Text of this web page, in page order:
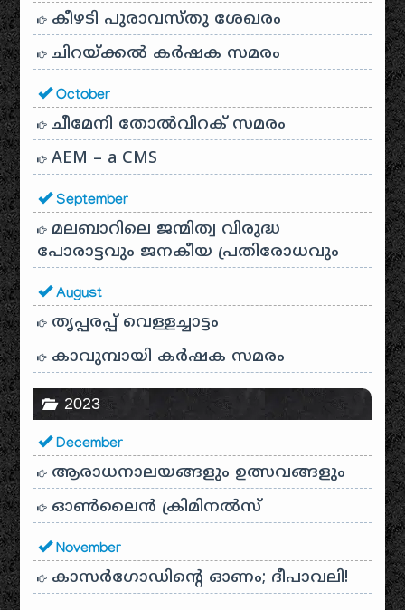
കീഴടി പുരാവസ്തു ശേഖരം
ചിറയ്ക്കൽ കർഷക സമരം
October
ചീമേനി തോൽവിറക് സമരം
AEM – a CMS
September
മലബാറിലെ ജന്മിത്വ വിരുദ്ധ
പോരാട്ടവും ജനകീയ പ്രതിരോധവും
August
തൃപ്പരപ്പ് വെള്ളച്ചാട്ടം
കാവുമ്പായി കർഷക സമരം
2023
December
ആരാധനാലയങ്ങളും ഉത്സവങ്ങളും
ഓൺലൈൻ ക്രിമിനൽസ്
November
കാസർഗോഡിൻ്റെ ഓണം; ദീപാവലി!